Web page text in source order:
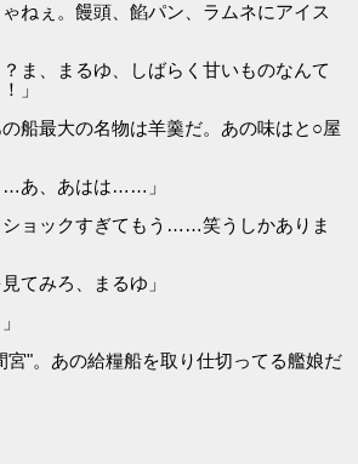
ねぇ。饅頭、餡パン、ラムネにアイス
ま、まるゆ、しばらく甘いものなんて
」
船最大の名物は羊羹だ。あの味はと○屋
あ、あはは……」
ショックすぎてもう……笑うしかありま
てみろ、まるゆ」
宮"。あの給糧船を取り仕切ってる艦娘だ